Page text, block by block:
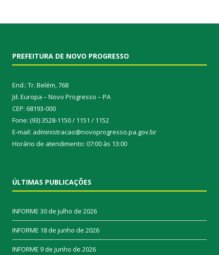
PREFEITURA DE NOVO PROGRESSO
End.: Tr. Belém, 768
Jd. Europa – Novo Progresso – PA
CEP: 68193-000
Fone: (93) 3528-1150 / 1151 / 1152
E-mail: administracao@novoprogresso.pa.gov.br
Horário de atendimento: 07:00 às 13:00
ÚLTIMAS PUBLICAÇÕES
INFORME 30 de julho de 2026
INFORME 18 de junho de 2026
INFORME 9 de junho de 2026